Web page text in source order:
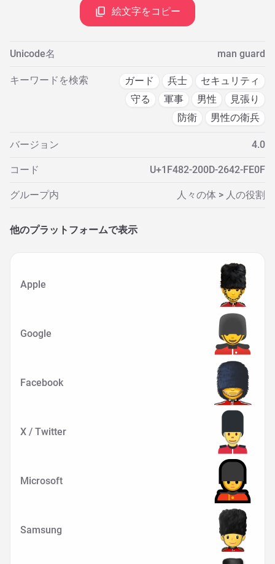
絵文字をコピー
Unicode名 man guard
キーワードを検索 ガード 兵士
セキュリティ
守る
軍事 男性
見張り
防衛
男性の衛兵
バージョン 4.0
コード U+1F482-200D-2642-FE0F
グループ内 人々の体 > 人の役割
他のプラットフォームで表示
Apple
Google
Facebook
X / Twitter
Microsoft
Samsung